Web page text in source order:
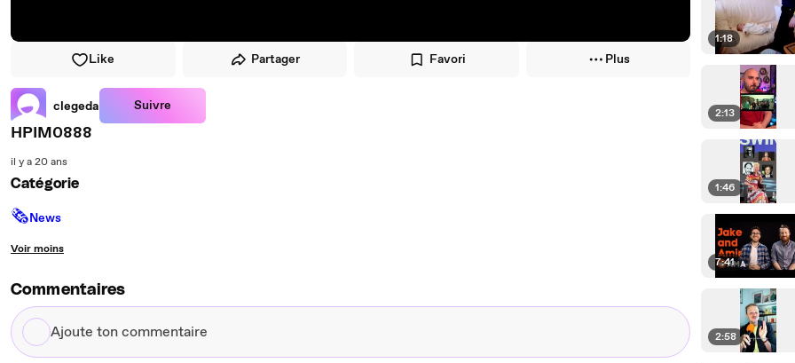
Like Partager Favori Plus
clegeda Suivre
HPIM0888
il y a 20 ans
Catégorie
🗞News
Voir moins
Commentaires
Ajoute
ton
1:18
2:13
1:46
7:41
2:58